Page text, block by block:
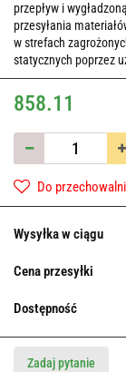
przepływ i
przesyłania
w strefach
statycznych poprzez
858.11
Do przechowalni
Wysyłka w ciągu
Cena przesyłki
Dostępność
Zadaj pytanie